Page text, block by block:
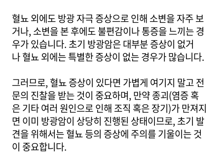
혈뇨 외에도 방광 자극 증상으로 인해 소변을 자주 보
거나, 소변을 본 후에도 불편감이나 통증을 느끼는 경
우가 있습니다. 초기 방광암은 대부분 증상이 없거
나 혈뇨 외에는 특별한 증상이 없는 경우가 많습니다.
그러므로, 혈뇨 증상이 있다면 가볍게 여기지 말고 전
문의 진찰을 받는 것이 중요하며, 만약 종괴(염증 혹
은 기타 여러 원인으로 인해 조직 혹은 장기)가 만져지
면 이미 방광암이 상당히 진행된 상태이므로, 초기 발
견을 위해서는 혈뇨 등의 증상에 주의를 기울이는 것
이 중요합니다.